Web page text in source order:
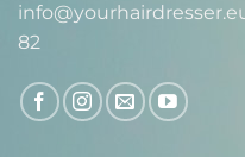
info@yourhairdresser.eu
82